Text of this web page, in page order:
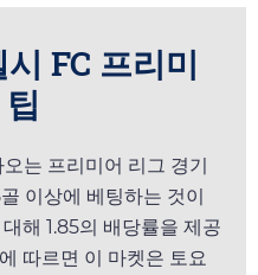
FC 프리미
는 프리미어 리그 경기
이상에 베팅하는 것이
해 1.85의 배당률을 제공
따르면 이 마켓은 토요